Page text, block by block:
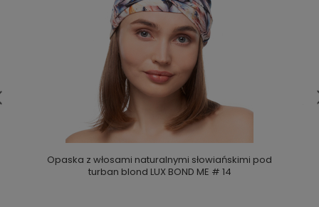
Opaska z włosami naturalnymi słowiańskimi pod
turban blond LUX BOND ME # 14